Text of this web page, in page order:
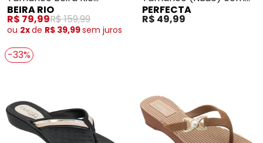
(Preto)
BEIRA RIO
R$ 79,99R$ 159,99
ou 2xde R$ 39,99sem juros
Detalhe de Fivela
PERFECTA
R$ 49,99
-33%